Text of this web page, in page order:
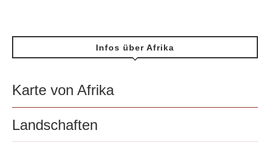
Infos über Afrika
Karte von Afrika
Landschaften